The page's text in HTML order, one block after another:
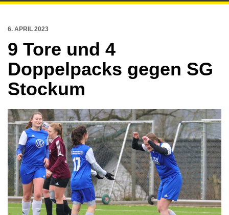
6. APRIL 2023
9 Tore und 4
Doppelpacks gegen SG
Stockum